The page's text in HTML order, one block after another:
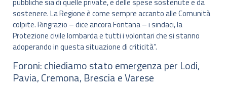
sostenere. La Regione è come sempre accanto alle Comunità
colpite. Ringrazio – dice ancora Fontana – i sindaci, la
Protezione civile lombarda e tutti i volontari che si stanno
adoperando in questa situazione di criticità”.
Foroni: chiediamo stato emergenza per Lodi,
Pavia, Cremona, Brescia e Varese